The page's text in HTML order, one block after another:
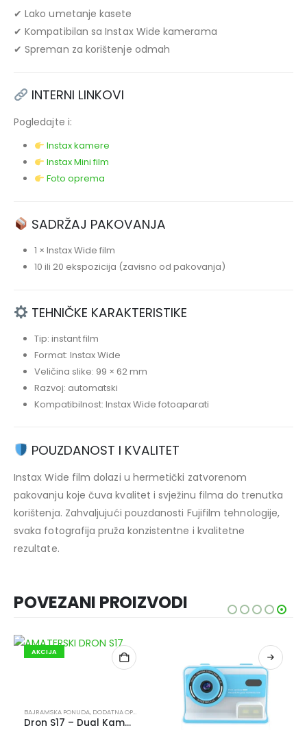
✔ Lako umetanje kasete
✔ Kompatibilan sa Instax Wide kamerama
✔ Spreman za korištenje odmah
INTERNI LINKOVI
Pogledajte i:
Instax kamere
Instax Mini film
Foto oprema
SADRŽAJ PAKOVANJA
1 × Instax Wide film
10 ili 20 ekspozicija (zavisno od pakovanja)
TEHNIČKE KARAKTERISTIKE
Tip: instant film
Format: Instax Wide
Veličina slike: 99 × 62 mm
Razvoj: automatski
Kompatibilnost: Instax Wide fotoaparati
POUZDANOST I KVALITET
Instax Wide film dolazi u hermetički zatvorenom
pakovanju koje čuva kvalitet i svježinu filma do trenutka
korištenja. Zahvaljujući pouzdanosti Fujifilm tehnologije,
svaka fotografija pruža konzistentne i kvalitetne
rezultate.
POVEZANI PROIZVODI
AKCIJA
BAJRAMSKA PONUDA, DODATNA OPREMA ,KAMERE & VIDEO NOVO U PONUDI
Dron S17 – Dual Kamera, Optički Flow, Izbjegavanje Prepreka